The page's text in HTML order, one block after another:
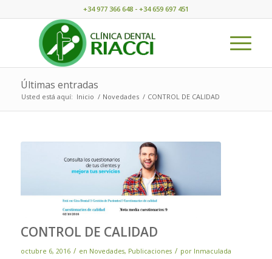
+34 977 366 648 - +34 659 697 451
Últimas entradas
Usted está aquí: Inicio / Novedades / CONTROL DE CALIDAD
CONTROL DE CALIDAD
octubre 6, 2016 / en Novedades, Publicaciones / por Inmaculada